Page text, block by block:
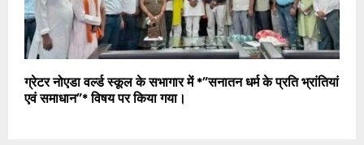
ग्रेटर नोएडा वर्ल्ड स्कूल के सभागार में *”सनातन धर्म के प्रति भ्रांतियां
एवं समाधान”* विषय पर किया गया।